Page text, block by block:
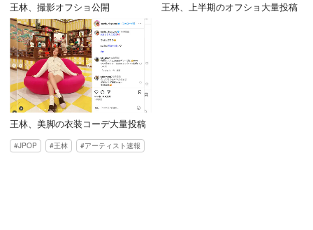
王林、撮影オフショ公開 王林、上半期のオフショ大量投稿
王林、美脚の衣装コーデ大量投稿
JPOP 王林 アーティスト速報